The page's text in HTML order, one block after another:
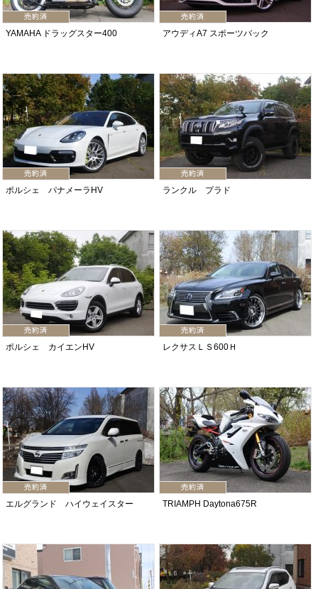
YAMAHA ドラッグスター400 アウディA7 スポーツバック
ポルシェ パナメーラHV ランクル プラド
ポルシェ カイエンHV レクサスＬＳ600Ｈ
エルグランド ハイウェイスター TRIAMPH Daytona675R